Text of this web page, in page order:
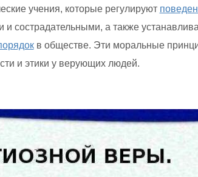
учения, которые регулируют
сострадательными, а также
в обществе. Эти моральные
и этики у верующих людей.